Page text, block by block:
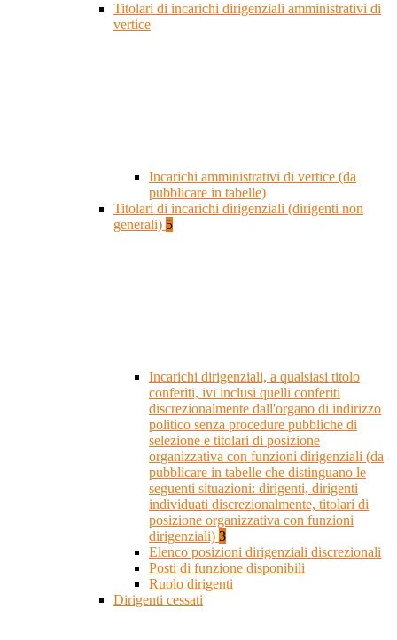
Titolari di incarichi dirigenziali amministrativi di
vertice
Incarichi amministrativi di vertice (da
pubblicare in tabelle)
Titolari di incarichi dirigenziali (dirigenti non
generali) 5
Incarichi dirigenziali, a qualsiasi titolo
conferiti, ivi inclusi quelli conferiti
discrezionalmente dall'organo di indirizzo
politico senza procedure pubbliche di
selezione e titolari di posizione
organizzativa con funzioni dirigenziali (da
pubblicare in tabelle che distinguano le
seguenti situazioni: dirigenti, dirigenti
individuati discrezionalmente, titolari di
posizione organizzativa con funzioni
dirigenziali) 3
Elenco posizioni dirigenziali discrezionali
Posti di funzione disponibili
Ruolo dirigenti
Dirigenti cessati